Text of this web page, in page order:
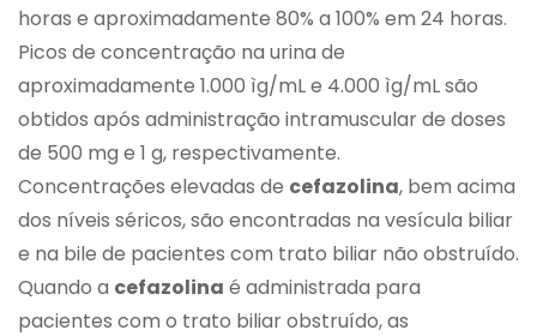
horas e aproximadamente 80% a 100% em 24 horas.
Picos de concentração na urina de
aproximadamente 1.000 ìg/mL e 4.000 ìg/mL são
obtidos após administração intramuscular de doses
de 500 mg e 1 g, respectivamente.
Concentrações elevadas de cefazolina, bem acima
dos níveis séricos, são encontradas na vesícula biliar
e na bile de pacientes com trato biliar não obstruído.
Quando a cefazolina é administrada para
pacientes com o trato biliar obstruído, as